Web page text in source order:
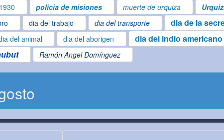
policia de misiones muerte de urquiza
dia del trabajo dia del transporte dia de la
del animal dia del aborigen dia del indio americano
Ramón Angel Domínguez